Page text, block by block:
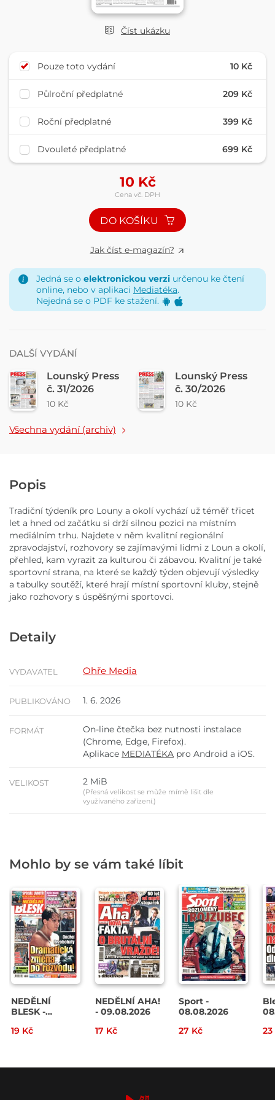
Číst ukázku
Pouze toto vydání 10 Kč
Půlroční předplatné 209 Kč
Roční předplatné 399 Kč
Dvouleté předplatné 699 Kč
10 Kč
Cena vč. DPH
DO KOŠÍKU
Jak číst e-magazín?
Jedná se o elektronickou verzi určenou ke čtení
online, nebo v aplikaci Mediatéka.
Nejedná se o PDF ke stažení.
DALŠÍ VYDÁNÍ
Lounský Press
č. 31/2026
10 Kč
Lounský Press
č. 30/2026
10 Kč
Všechna vydání (archiv)
Popis
Tradiční týdeník pro Louny a okolí vychází už téměř třicet
let a hned od začátku si drží silnou pozici na místním
mediálním trhu. Najdete v něm kvalitní regionální
zpravodajství, rozhovory se zajímavými lidmi z Loun a okolí,
přehled, kam vyrazit za kulturou či zábavou. Kvalitní je také
sportovní strana, na které se každý týden objevují výsledky
a tabulky soutěží, které hrají místní sportovní kluby, stejně
jako rozhovory s úspěšnými sportovci.
Detaily
VYDAVATEL Ohře Media
PUBLIKOVÁNO 1. 6. 2026
FORMÁT
On-line čtečka bez nutnosti instalace
(Chrome, Edge, Firefox).
Aplikace MEDIATÉKA pro Android a iOS.
VELIKOST 2 MiB
(Přesná velikost se může mírně lišit dle
využívaného zařízení.)
Mohlo by se vám také líbit
NEDĚLNÍ
BLESK -
19 Kč
NEDĚLNÍ AHA!
- 09.08.2026
17 Kč
Sport -
08.08.2026
27 Kč
23